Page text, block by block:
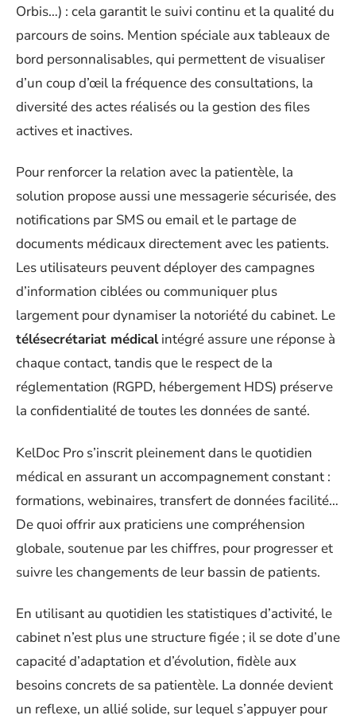
Orbis…) : cela garantit le suivi continu et la qualité du
parcours de soins. Mention spéciale aux tableaux de
bord personnalisables, qui permettent de visualiser
d’un coup d’œil la fréquence des consultations, la
diversité des actes réalisés ou la gestion des files
actives et inactives.
Pour renforcer la relation avec la patientèle, la
solution propose aussi une messagerie sécurisée, des
notifications par SMS ou email et le partage de
documents médicaux directement avec les patients.
Les utilisateurs peuvent déployer des campagnes
d’information ciblées ou communiquer plus
largement pour dynamiser la notoriété du cabinet. Le
télésecrétariat médicalintégré assure une réponse à
chaque contact, tandis que le respect de la
réglementation (RGPD, hébergement HDS) préserve
la confidentialité de toutes les données de santé.
KelDoc Pro s’inscrit pleinement dans le quotidien
médical en assurant un accompagnement constant :
formations, webinaires, transfert de données facilité…
De quoi offrir aux praticiens une compréhension
globale, soutenue par les chiffres, pour progresser et
suivre les changements de leur bassin de patients.
En utilisant au quotidien les statistiques d’activité, le
cabinet n’est plus une structure figée ; il se dote d’une
capacité d’adaptation et d’évolution, fidèle aux
besoins concrets de sa patientèle. La donnée devient
un reflexe, un allié solide, sur lequel s’appuyer pour